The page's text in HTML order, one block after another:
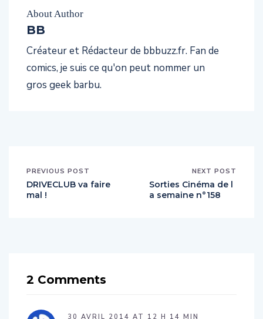
About Author
BB
Créateur et Rédacteur de bbbuzz.fr. Fan de
comics, je suis ce qu'on peut nommer un
gros geek barbu.
PREVIOUS POST
DRIVECLUB va faire
mal !
NEXT POST
Sorties Cinéma de l
a semaine n°158
2 Comments
30 AVRIL 2014 AT 12 H 14 MIN